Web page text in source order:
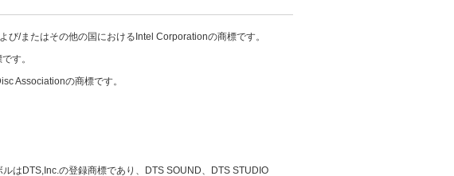
/またはその他の国におけるIntel Corporationの商標です。
す。
Associationの商標です。
はDTS,Inc.の登録商標であり、DTS SOUND、DTS STUDIO